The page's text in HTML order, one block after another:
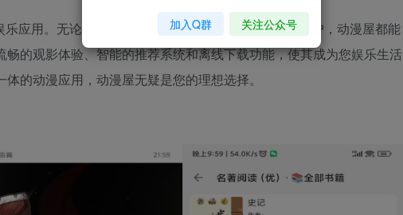
应用。无论您是动漫爱好者、学生群体，还是家庭用户，动漫屋都能
的观影体验、智能的推荐系统和离线下载功能，使其成为您娱乐生活
的动漫应用，动漫屋无疑是您的理想选择。
加入Q群 关注公众号